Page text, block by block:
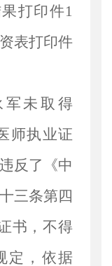
打印件1
表打印件
军未取得
师执业证
反了《中
三条第四
书，不得
定，依据